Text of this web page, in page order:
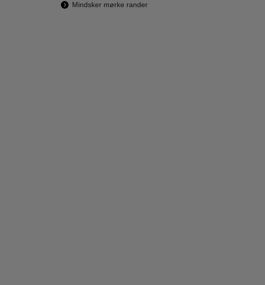
Mindsker mørke rander